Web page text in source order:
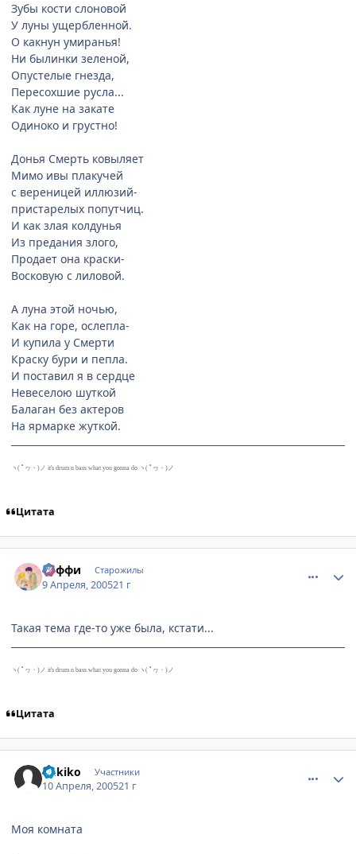
Зубы кости слоновой
У луны ущербленной.
О какнун умиранья!
Ни былинки зеленой,
Опустелые гнезда,
Пересохшие русла...
Как луне на закате
Одиноко и грустно!
Донья Смерть ковыляет
Мимо ивы плакучей
с вереницей иллюзий-
пристарелых попутчиц.
И как злая колдунья
Из предания злого,
Продает она краски-
Восковую с лиловой.
А луна этой ночью,
Как на горе, ослепла-
И купила у Смерти
Краску бури и пепла.
И поставил я в сердце
Невеселою шуткой
Балаган без актеров
На ярмарке жуткой.
ヽ( ﾟヮ・)ノ it's drum n bass what you gonna do ヽ( ﾟヮ・)ノ
Цитата
Саффи Старожилы
9 Апреля, 200521 г
Такая тема где-то уже была, кстати...
ヽ( ﾟヮ・)ノ it's drum n bass what you gonna do ヽ( ﾟヮ・)ノ
Цитата
Yukiko Участники
10 Апреля, 200521 г
Моя комната